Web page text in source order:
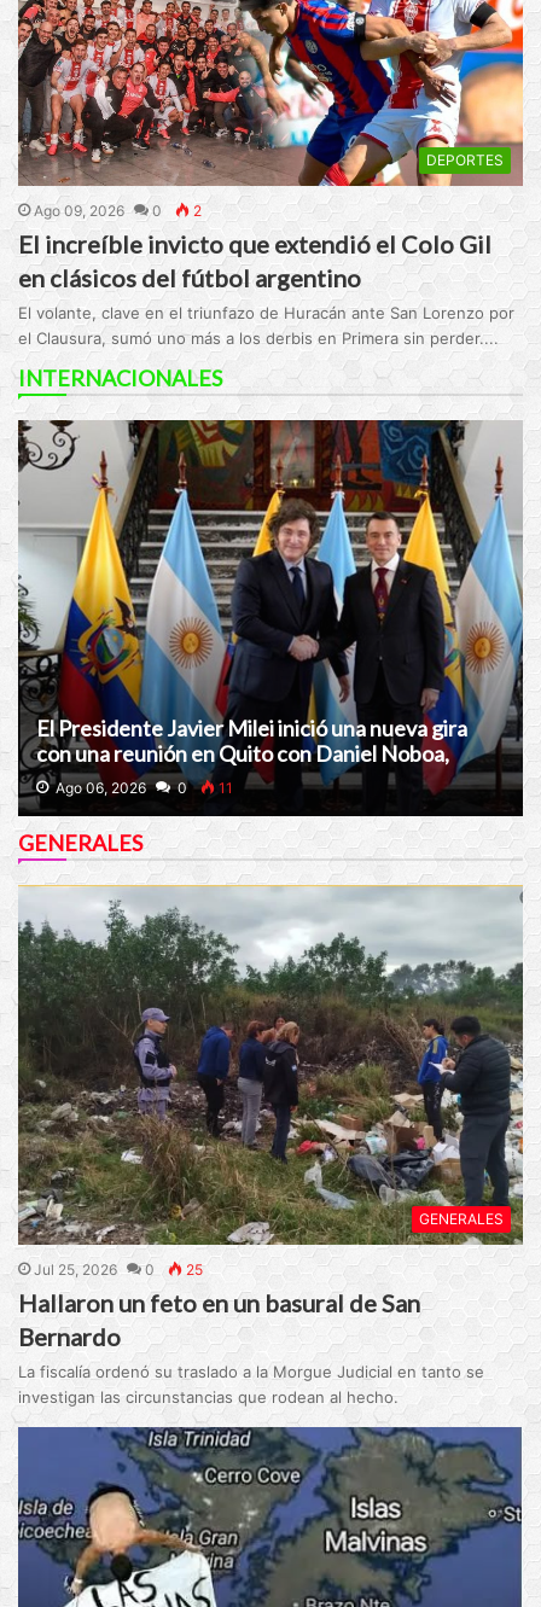
DEPORTES
Ago 09, 2026 0 2
El increíble invicto que extendió el Colo Gil
en clásicos del fútbol argentino
El volante, clave en el triunfazo de Huracán ante San Lorenzo por
el Clausura, sumó uno más a los derbis en Primera sin perder....
INTERNACIONALES
El Presidente Javier Milei inició una nueva gira
con una reunión en Quito con Daniel Noboa,
presidente de Ecuador
Ago 06, 2026 0 11
GENERALES
GENERALES
Jul 25, 2026 0 25
Hallaron un feto en un basural de San
Bernardo
La fiscalía ordenó su traslado a la Morgue Judicial en tanto se
investigan las circunstancias que rodean al hecho.